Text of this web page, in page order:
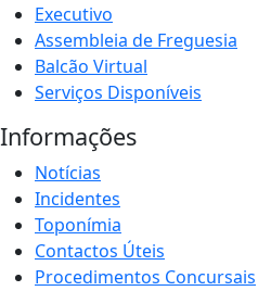
Executivo
Assembleia de Freguesia
Balcão Virtual
Serviços Disponíveis
Informações
Notícias
Incidentes
Toponímia
Contactos Úteis
Procedimentos Concursais